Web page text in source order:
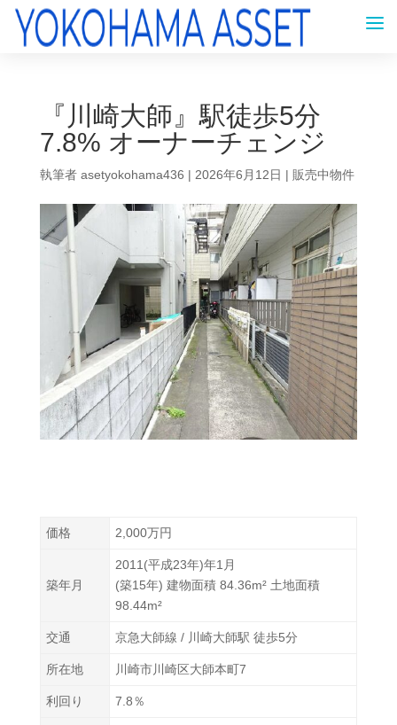
『川崎大師』駅徒歩5分
7.8% オーナーチェンジ
執筆者 asetyokohama436 | 2026年6月12日 | 販売中物件
価格 2,000万円
築年月
2011(平成23年)年1月
(築15年) 建物面積 84.36m² 土地面積
98.44m²
交通 京急大師線 / 川崎大師駅 徒歩5分
所在地 川崎市川崎区大師本町7
利回り 7.8％